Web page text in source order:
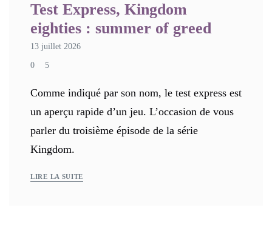
Test Express, Kingdom
eighties : summer of greed
13 juillet 2026
0 5
Comme indiqué par son nom, le test express est
un aperçu rapide d’un jeu. L’occasion de vous
parler du troisième épisode de la série
Kingdom.
LIRE LA SUITE